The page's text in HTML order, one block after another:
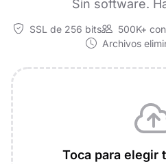
Sin software.
SSL de 256 bits 500K+
Archivos
Toca para elegir